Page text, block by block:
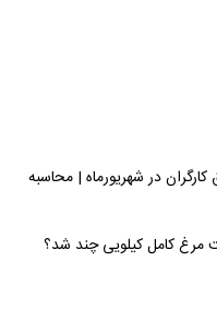
در شهریورماه | محاسبه
مرغ کامل کیلویی چند شد؟